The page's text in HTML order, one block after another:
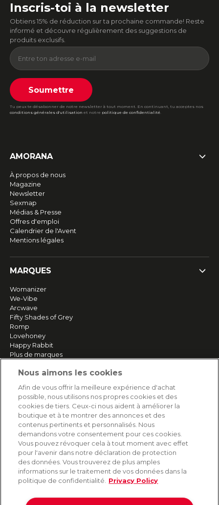
Inscris-toi à la newsletter
Obtiens 15% de réduction sur ta prochaine commande! Reste
informé et découvre régulièrement des suggestions de
produits exclusifs.
Soumettre
Tu peux te désabonner de notre newsletter à tout moment. En continuant, tu acceptes nos
conditions générales d'utilisation et notre politique de confidentialité.
AMORANA
À propos de nous
Magazine
Newsletter
Sexmap
Médias & Presse
Offres d'emploi
Calendrier de l'Avent
Mentions légales
MARQUES
Womanizer
We-Vibe
Arcwave
Fifty Shades of Grey
Romp
Lovehoney
Happy Rabbit
Plus de marques
SERVICE
Livraison rapide et gratuite
Retours & remboursements
Paiement sécurisé
AIDE
Contact
Livraison et expédition
Nous aimons les cookies
Afin de vous offrir la meilleure expérience d'achat
possible, nous utilisons nos propres cookies et des
cookies de tiers. Ceux-ci nous aident à améliorer la
boutique et à te montrer des annonces et des
contenus pertinents et personnalisés. Nous
demandons votre consentement pour ces cookies.
Vous pouvez révoquer cela à tout moment avec effet
pour l'avenir dans notre déclaration de protection
des données. Vous trouverez de plus amples
informations sur le traitement de vos données dans la
politique de confidentialité.
Privacy Policy